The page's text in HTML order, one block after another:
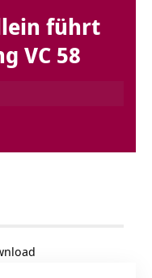
führt
VC 58